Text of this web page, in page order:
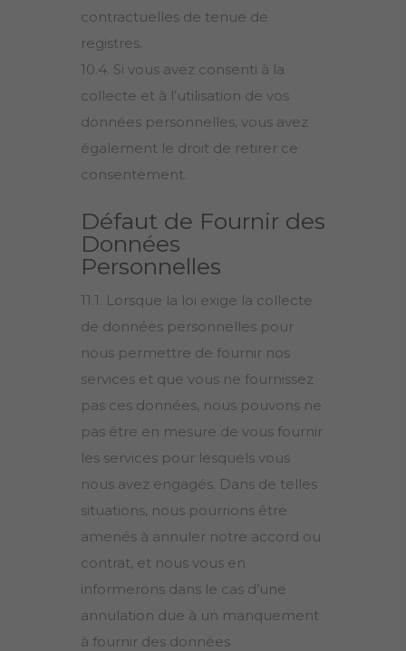
contractuelles de tenue de
registres.
10.4. Si vous avez consenti à la
collecte et à l’utilisation de vos
données personnelles, vous avez
également le droit de retirer ce
consentement.
Défaut de Fournir des
Données
Personnelles
11.1. Lorsque la loi exige la collecte
de données personnelles pour
nous permettre de fournir nos
services et que vous ne fournissez
pas ces données, nous pouvons ne
pas être en mesure de vous fournir
les services pour lesquels vous
nous avez engagés. Dans de telles
situations, nous pourrions être
amenés à annuler notre accord ou
contrat, et nous vous en
informerons dans le cas d’une
annulation due à un manquement
à fournir des données